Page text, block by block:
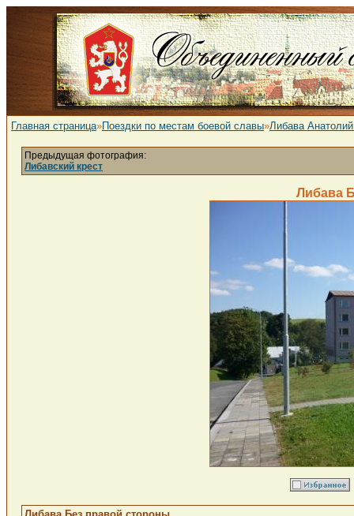
Главная страница»Поездки по местам боевой славы»Либава
Предыдущая фотография:
Либавский крест
Либава